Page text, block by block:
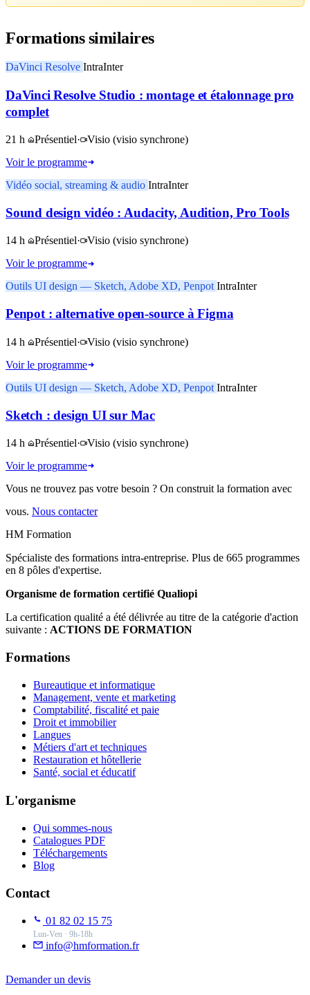
Formations similaires
DaVinci Resolve IntraInter
DaVinci Resolve Studio : montage et étalonnage pro
complet
21 h Présentiel· Visio (visio synchrone)
Voir le programme
Vidéo social, streaming & audio IntraInter
Sound design vidéo : Audacity, Audition, Pro Tools
14 h Présentiel· Visio (visio synchrone)
Voir le programme
Outils UI design — Sketch, Adobe XD, Penpot IntraInter
Penpot : alternative open-source à Figma
14 h Présentiel· Visio (visio synchrone)
Voir le programme
Outils UI design — Sketch, Adobe XD, Penpot IntraInter
Sketch : design UI sur Mac
14 h Présentiel· Visio (visio synchrone)
Voir le programme
Vous ne trouvez pas votre besoin ? On construit la formation avec
vous. Nous contacter
HM Formation
Spécialiste des formations intra-entreprise. Plus de 665 programmes
en 8 pôles d'expertise.
Organisme de formation certifié Qualiopi
La certification qualité a été délivrée au titre de la catégorie d'action
suivante : ACTIONS DE FORMATION
Formations
Bureautique et informatique
Management, vente et marketing
Comptabilité, fiscalité et paie
Droit et immobilier
Langues
Métiers d'art et techniques
Restauration et hôtellerie
Santé, social et éducatif
L'organisme
Qui sommes-nous
Catalogues PDF
Téléchargements
Blog
Contact
01 82 02 15 75
Lun-Ven · 9h-18h
info@hmformation.fr
Demander un devis